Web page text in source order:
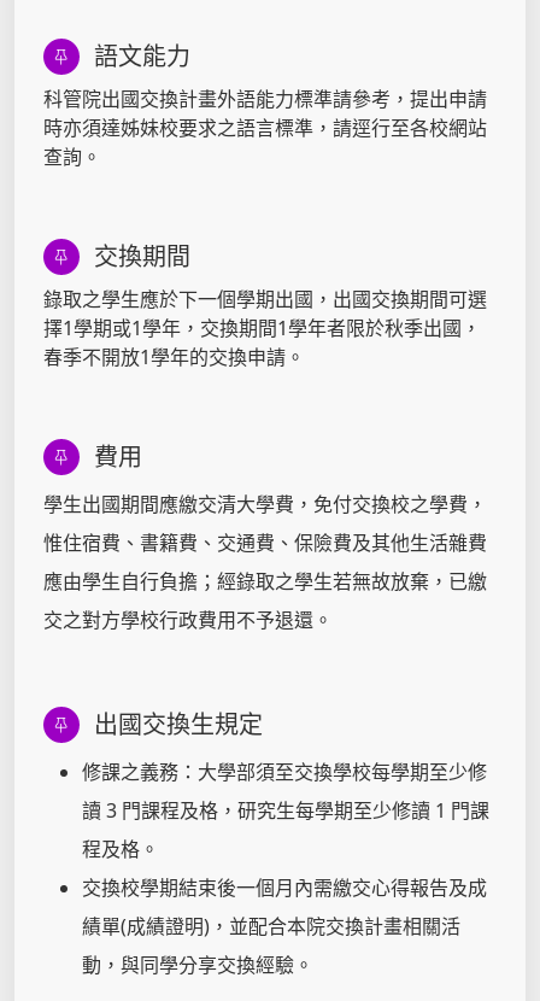
語文能力
科管院出國交換計畫外語能力標準請參考，提出申請
時亦須達姊妹校要求之語言標準，請逕行至各校網站
查詢。
交換期間
錄取之學生應於下一個學期出國，出國交換期間可選
擇1學期或1學年，交換期間1學年者限於秋季出國，
春季不開放1學年的交換申請。
費用
學生出國期間應繳交清大學費，免付交換校之學費，
惟住宿費、書籍費、交通費、保險費及其他生活雜費
應由學生自行負擔；經錄取之學生若無故放棄，已繳
交之對方學校行政費用不予退還。
出國交換生規定
修課之義務：大學部須至交換學校每學期至少修
讀 3 門課程及格，研究生每學期至少修讀 1 門課
程及格。
交換校學期結束後一個月內需繳交心得報告及成
績單(成績證明)，並配合本院交換計畫相關活
動，與同學分享交換經驗。